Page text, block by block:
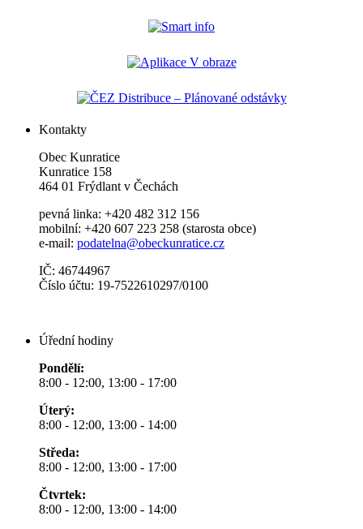
Kontakty
Obec Kunratice
Kunratice 158
464 01 Frýdlant v Čechách
pevná linka: +420 482 312 156
mobilní: +420 607 223 258 (starosta obce)
e-mail: podatelna@obeckunratice.cz
IČ: 46744967
Číslo účtu: 19-7522610297/0100
Úřední hodiny
Pondělí:
8:00 - 12:00, 13:00 - 17:00
Úterý:
8:00 - 12:00, 13:00 - 14:00
Středa:
8:00 - 12:00, 13:00 - 17:00
Čtvrtek:
8:00 - 12:00, 13:00 - 14:00